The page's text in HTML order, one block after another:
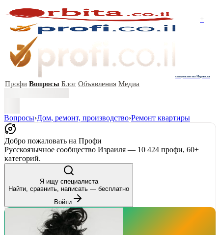
+
специалисты Израиля
Профи Вопросы Блог Объявления Медиа
Вопросы›Дом, ремонт, производство›Ремонт квартиры
Добро пожаловать на Профи
Русскоязычное сообщество Израиля — 10 424 профи, 60+
категорий.
Я ищу специалиста
Найти, сравнить, написать — бесплатно
Войти